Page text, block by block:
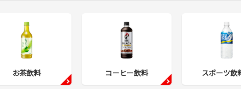
お茶飲料 コーヒー飲料 スポーツ飲